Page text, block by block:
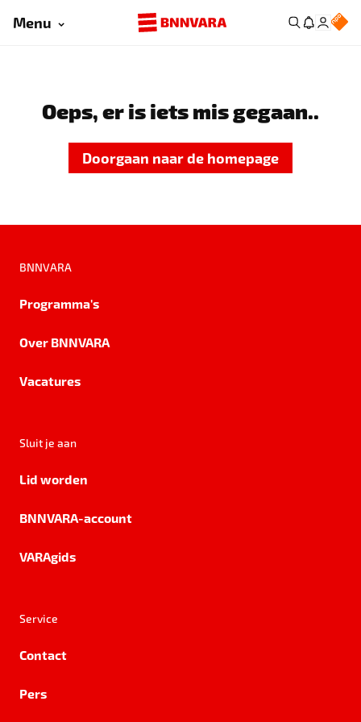
Menu
Oeps, er is iets mis gegaan..
Doorgaan naar de homepage
BNNVARA
Programma's
Over BNNVARA
Vacatures
Sluit je aan
Lid worden
BNNVARA-account
VARAgids
Service
Contact
Pers